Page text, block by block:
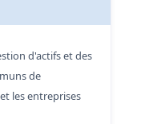
d'actifs et des
de
les entreprises